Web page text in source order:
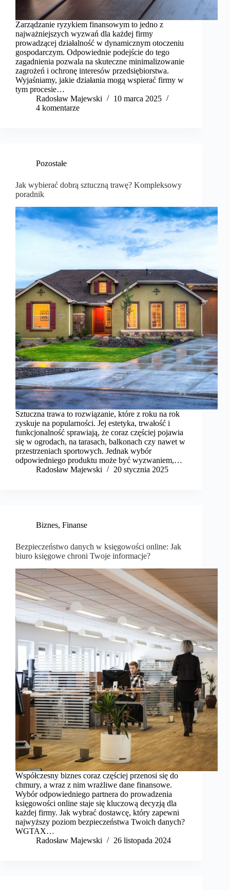
Zarządzanie ryzykiem finansowym to jedno z
najważniejszych wyzwań dla każdej firmy
prowadzącej działalność w dynamicznym otoczeniu
gospodarczym. Odpowiednie podejście do tego
zagadnienia pozwala na skuteczne minimalizowanie
zagrożeń i ochronę interesów przedsiębiorstwa.
Wyjaśniamy, jakie działania mogą wspierać firmy w
tym procesie…
Radosław Majewski
10 marca 2025
4 komentarze
Pozostałe
Jak wybierać dobrą sztuczną trawę? Kompleksowy
poradnik
Sztuczna trawa to rozwiązanie, które z roku na rok
zyskuje na popularności. Jej estetyka, trwałość i
funkcjonalność sprawiają, że coraz częściej pojawia
się w ogrodach, na tarasach, balkonach czy nawet w
przestrzeniach sportowych. Jednak wybór
odpowiedniego produktu może być wyzwaniem,…
Radosław Majewski
20 stycznia 2025
Biznes, Finanse
Bezpieczeństwo danych w księgowości online: Jak
biuro księgowe chroni Twoje informacje?
Współczesny biznes coraz częściej przenosi się do
chmury, a wraz z nim wrażliwe dane finansowe.
Wybór odpowiedniego partnera do prowadzenia
księgowości online staje się kluczową decyzją dla
każdej firmy. Jak wybrać dostawcę, który zapewni
najwyższy poziom bezpieczeństwa Twoich danych?
WGTAX…
Radosław Majewski
26 listopada 2024